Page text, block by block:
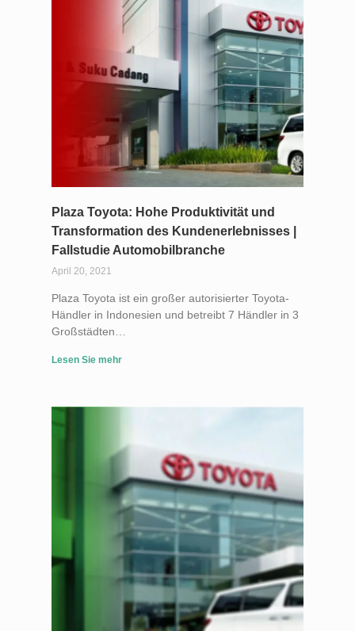
Plaza Toyota: Hohe Produktivität und
Transformation des Kundenerlebnisses |
Fallstudie Automobilbranche
April 20, 2021
Plaza Toyota ist ein großer autorisierter Toyota-
Händler in Indonesien und betreibt 7 Händler in 3
Großstädten…
Lesen Sie mehr